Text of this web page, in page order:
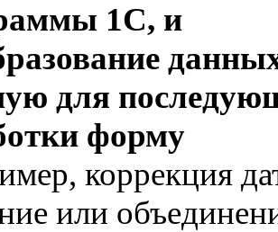
1С, и
для
форму
коррекция
или